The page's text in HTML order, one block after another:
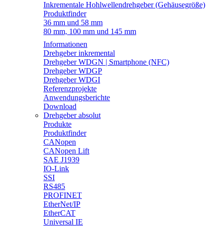
Inkrementale Hohlwellendrehgeber (Gehäusegröße)
Produktfinder
36 mm und 58 mm
80 mm, 100 mm und 145 mm
Informationen
Drehgeber inkremental
Drehgeber WDGN | Smartphone (NFC)
Drehgeber WDGP
Drehgeber WDGI
Referenzprojekte
Anwendungsberichte
Download
Drehgeber absolut
Produkte
Produktfinder
CANopen
CANopen Lift
SAE J1939
IO-Link
SSI
RS485
PROFINET
EtherNet/IP
EtherCAT
Universal IE